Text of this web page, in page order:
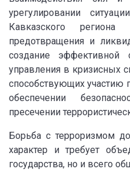
урегулировании
Кавказского
предотвращения и
создание эффективной
управления в кризисных
способствующих участию
обеспечении
пресечении
Борьба с терроризмом
характер и требует
государства, но и всего